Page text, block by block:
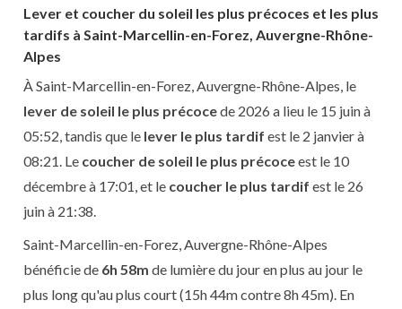
Lever et coucher du soleil les plus précoces et les plus
tardifs à Saint-Marcellin-en-Forez, Auvergne-Rhône-
Alpes
À Saint-Marcellin-en-Forez, Auvergne-Rhône-Alpes, le
lever de soleil le plus précocede 2026 a lieu le 15 juin à
05:52, tandis que le lever le plus tardif est le 2 janvier à
08:21. Le coucher de soleil le plus précoceest le 10
décembre à 17:01, et le coucher le plus tardif est le 26
juin à 21:38.
Saint-Marcellin-en-Forez, Auvergne-Rhône-Alpes
bénéficie de 6h 58m de lumière du jour en plus au jour le
plus long qu'au plus court (15h 44m contre 8h 45m). En